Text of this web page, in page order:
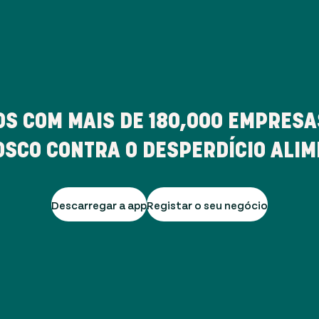
COM MAIS DE 180,000
CONTRA O DESPERDÍCIO
Descarregar a appRegistar o seu negócio